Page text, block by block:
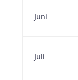
Juni
Juli